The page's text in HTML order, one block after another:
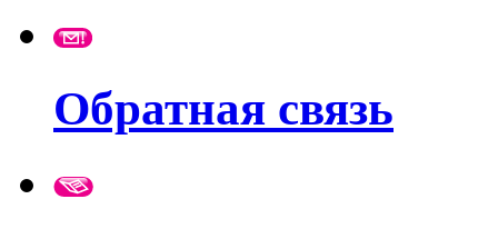
Обратная связь